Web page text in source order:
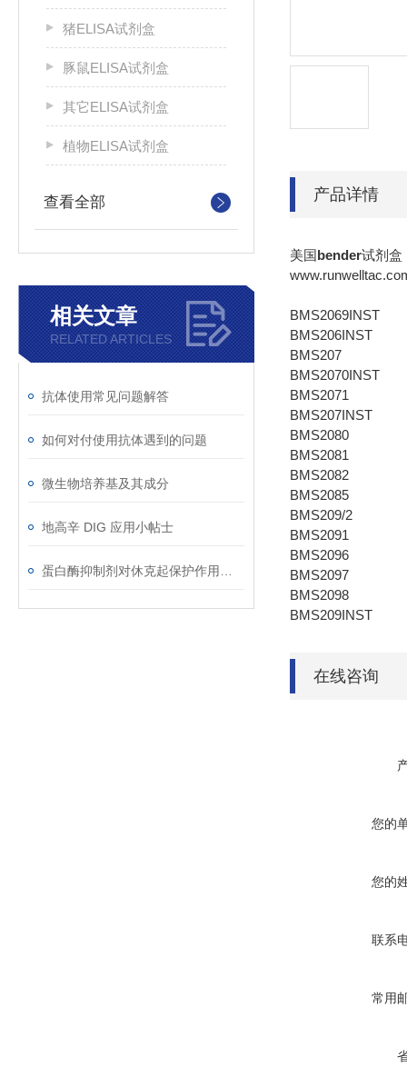
猪ELISA试剂盒
豚鼠ELISA试剂盒
其它ELISA试剂盒
植物ELISA试剂盒
查看全部
相关文章
RELATED ARTICLES
抗体使用常见问题解答
如何对付使用抗体遇到的问题
微生物培养基及其成分
地高辛 DIG 应用小帖士
产品详情
美国bender试剂盒
BMS2069INST
BMS206INST
BMS207
BMS2070INST
BMS2071
BMS207INST
BMS2080
BMS2081
BMS2082
BMS2085
BMS209/2
BMS2091
BMS2096
BMS2097
BMS2098
BMS209INST
在线咨询
您的
您的
联系
常用